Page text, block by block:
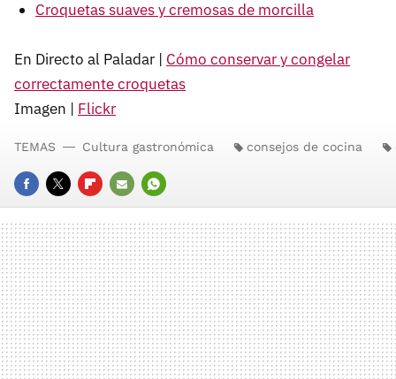
Croquetas suaves y cremosas de morcilla
En Directo al Paladar | Cómo conservar y congelar
correctamente croquetas
Imagen | Flickr
FACEBOOK
TWITTERFLIPBOARD
E-
MAIL
WHATSAPP
TEMAS Cultura gastronómica consejos de cocina